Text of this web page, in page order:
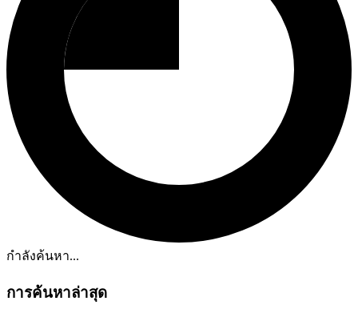
กำลังค้นหา...
การค้นหาล่าสุด